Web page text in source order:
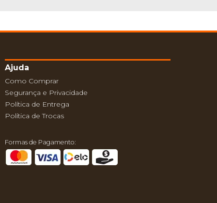
Ajuda
Como Comprar
Segurança e Privacidade
Política de Entrega
Política de Trocas
Formas de Pagamento: